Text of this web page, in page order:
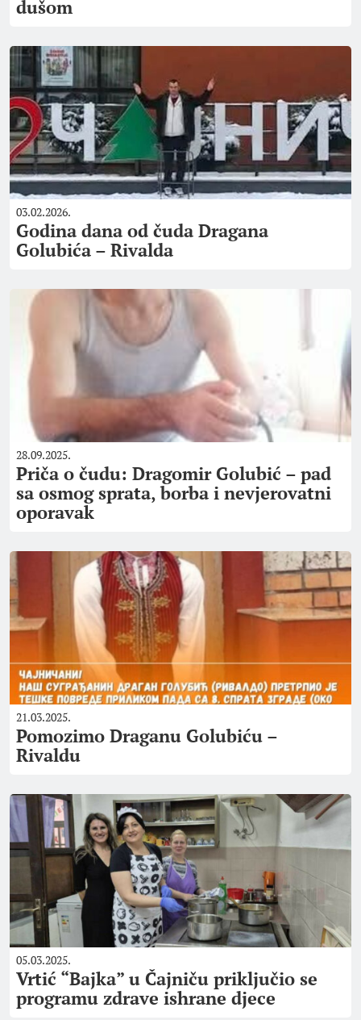
dušom
03.02.2026.
Godina dana od čuda Dragana
Golubića – Rivalda
28.09.2025.
Priča o čudu: Dragomir Golubić – pad
sa osmog sprata, borba i nevjerovatni
oporavak
21.03.2025.
Pomozimo Draganu Golubiću –
Rivaldu
05.03.2025.
Vrtić “Bajka” u Čajniču priključio se
programu zdrave ishrane djece